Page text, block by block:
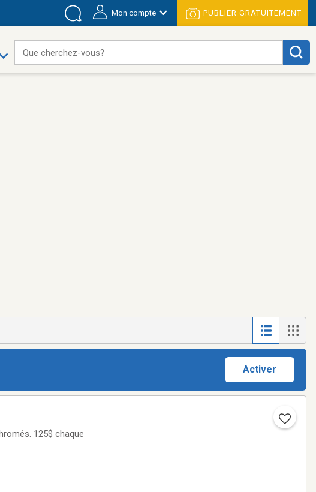
Mon compte PUBLIER GRATUITEMENT
Que cherchez-vous?
Activer